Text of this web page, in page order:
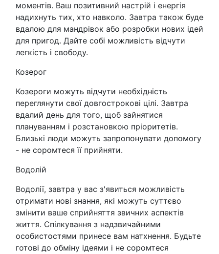
моментів. Ваш позитивний настрій і енергія
надихнуть тих, хто навколо. Завтра також буде
вдалою для мандрівок або розробки нових ідей
для пригод. Дайте собі можливість відчути
легкість і свободу.
Козерог
Козероги можуть відчути необхідність
переглянути свої довгострокові цілі. Завтра
вдалий день для того, щоб зайнятися
плануванням і розстановкою пріоритетів.
Близькі люди можуть запропонувати допомогу
- не соромтеся її прийняти.
Водолій
Водолії, завтра у вас з'явиться можливість
отримати нові знання, які можуть суттєво
змінити ваше сприйняття звичних аспектів
життя. Спілкування з надзвичайними
особистостями принесе вам натхнення. Будьте
готові до обміну ідеями і не соромтеся